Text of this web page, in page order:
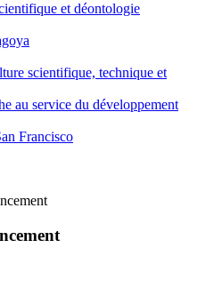
et déontologie
scientifique, technique et
au service du développement
Francisco